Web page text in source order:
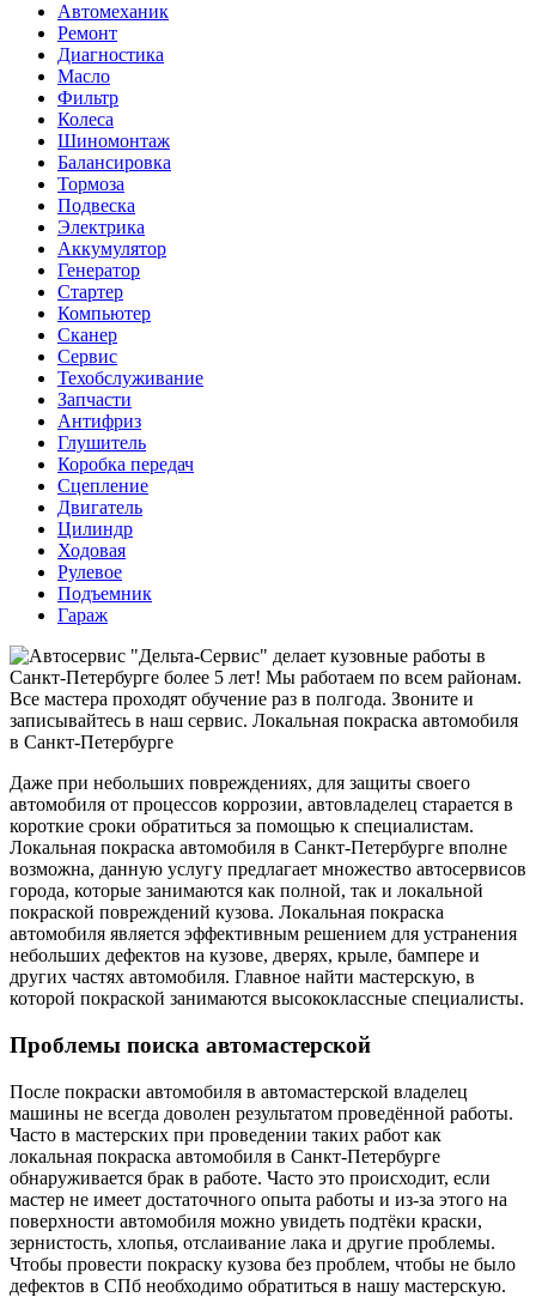
Автомеханик
Ремонт
Диагностика
Масло
Фильтр
Колеса
Шиномонтаж
Балансировка
Тормоза
Подвеска
Электрика
Аккумулятор
Генератор
Стартер
Компьютер
Сканер
Сервис
Техобслуживание
Запчасти
Антифриз
Глушитель
Коробка передач
Сцепление
Двигатель
Цилиндр
Ходовая
Рулевое
Подъемник
Гараж
Даже при небольших повреждениях, для защиты своего
автомобиля от процессов коррозии, автовладелец старается в
короткие сроки обратиться за помощью к специалистам.
Локальная покраска автомобиля в Санкт-Петербурге вполне
возможна, данную услугу предлагает множество автосервисов
города, которые занимаются как полной, так и локальной
покраской повреждений кузова. Локальная покраска
автомобиля является эффективным решением для устранения
небольших дефектов на кузове, дверях, крыле, бампере и
других частях автомобиля. Главное найти мастерскую, в
которой покраской занимаются высококлассные специалисты.
Проблемы поиска автомастерской
После покраски автомобиля в автомастерской владелец
машины не всегда доволен результатом проведённой работы.
Часто в мастерских при проведении таких работ как
локальная покраска автомобиля в Санкт-Петербурге
обнаруживается брак в работе. Часто это происходит, если
мастер не имеет достаточного опыта работы и из-за этого на
поверхности автомобиля можно увидеть подтёки краски,
зернистость, хлопья, отслаивание лака и другие проблемы.
Чтобы провести покраску кузова без проблем, чтобы не было
дефектов в СПб необходимо обратиться в нашу мастерскую.